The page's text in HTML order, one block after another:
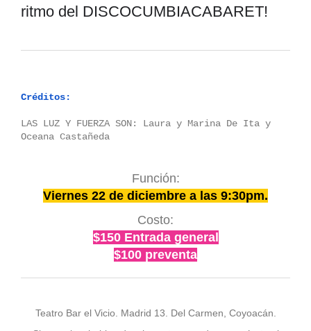
ritmo del DISCOCUMBIACABARET!
Créditos:
LAS LUZ Y FUERZA SON: Laura y Marina De Ita y
Oceana Castañeda
Función:
Viernes 22 de diciembre a las 9:30pm.
Costo:
$150 Entrada general
$100 preventa
Teatro Bar el Vicio. Madrid 13. Del Carmen, Coyoacán.